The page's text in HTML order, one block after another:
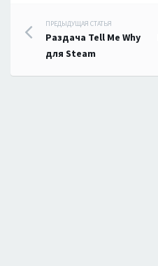
Навигация
по
записям
ПРЕДЫДУЩАЯ СТАТЬЯ
Раздача Tell Me Why
для Steam